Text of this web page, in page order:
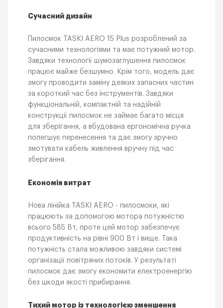
Сучасний дизайн
Пилосмок TASKI AERO 15 Plus розроблений за
сучасними технологіями та має потужний мотор.
Завдяки технології шумозаглушення пилосмок
працює майже безшумно. Крім того, модель дає
змогу проводити заміну деяких запасних частин
за короткий час без інструментів. Завдяки
функціональній, компактній та надійній
конструкції пилосмок не займає багато місця
для зберігання, а вбудована ергономічна ручка
полегшує перенесення та дає змогу зручно
змотувати кабель живлення вручну під час
зберігання.
Економія витрат
Нова лінійка TASKI AERO - пилосмоки, які
працюють за допомогою мотора потужністю
всього 585 Вт, проте цей мотор забезпечує
продуктивність на рівні 900 Вт і вище. Така
потужність стала можливою завдяки системі
організації повітряних потоків. У результаті
пилосмок дає змогу економити електроенергію
без шкоди якості прибирання.
Тихий мотор із технологією зменшення